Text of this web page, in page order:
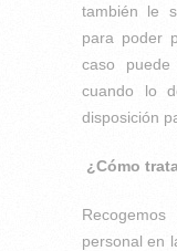
también le
para poder
caso
cuando lo
disposición
¿Cómo
personal en